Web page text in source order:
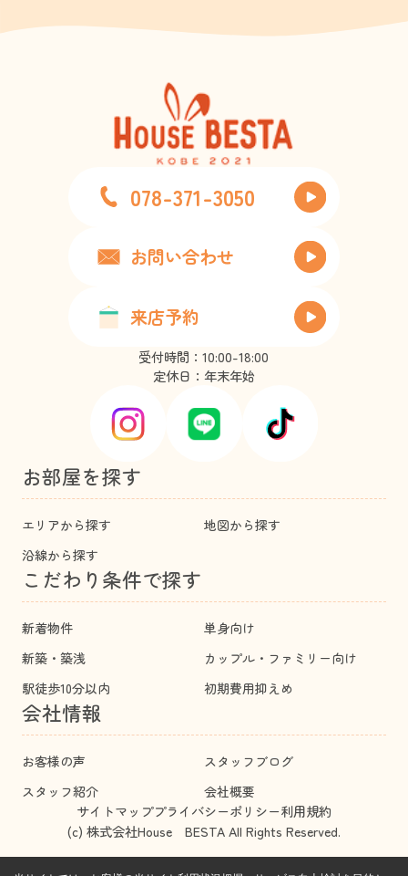
078-371-3050
お問い合わせ
来店予約
受付時間：10:00-18:00
定休日：年末年始
お部屋を探す
エリアから探す
地図から探す
沿線から探す
こだわり条件で探す
新着物件
単身向け
新築・築浅
カップル・ファミリー向け
駅徒歩10分以内
初期費用抑えめ
会社情報
お客様の声
スタッフブログ
スタッフ紹介
会社概要
サイトマッププライバシーポリシー利用規約
(c) 株式会社House BESTA All Rights Reserved.